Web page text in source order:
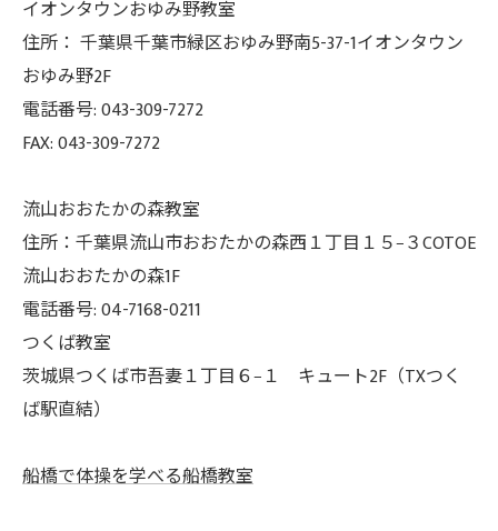
イオンタウンおゆみ野教室
住所： 千葉県千葉市緑区おゆみ野南5-37-1イオンタウン
おゆみ野2F
電話番号: 043-309-7272
FAX: 043-309-7272
流山おおたかの森教室
住所：千葉県流山市おおたかの森西１丁目１５−３COTOE
流山おおたかの森1F
電話番号: 04-7168-0211
つくば教室
茨城県つくば市吾妻１丁目６−１ キュート2F（TXつく
ば駅直結）
船橋で体操を学べる船橋教室